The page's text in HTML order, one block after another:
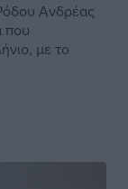
Ανδρέας
που
με το